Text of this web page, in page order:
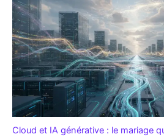
Cloud et IA générative : le mariage